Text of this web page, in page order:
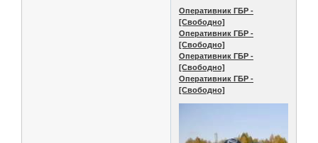
Оперативник ГБР -
[Свободно]
Оперативник ГБР -
[Свободно]
Оперативник ГБР -
[Свободно]
Оперативник ГБР -
[Свободно]